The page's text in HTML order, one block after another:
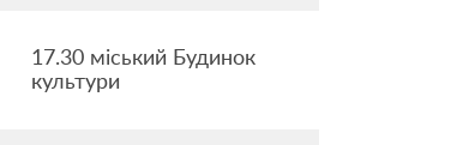
17.30 міський Будинок
культури